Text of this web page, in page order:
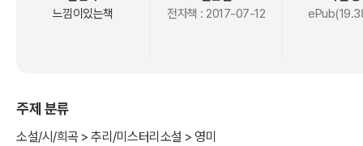
홈즈는 말한다.
다. 그러나 이제 추리문학도 대중소설의 한 분야로 당당히 그 지위를
차지하면서 순수문학에도 추리소설적 기법을 사용하는 작품들을 어렵
느낌이있는책
전자책 : 2017-07-12
주제 분류
소설/시/희곡 > 추리/미스터리소설 > 영미